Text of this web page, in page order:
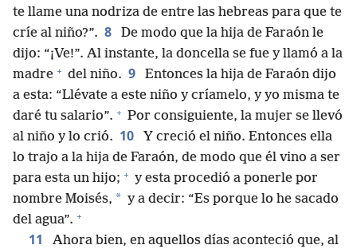
te llame una nodriza de entre las hebreas para que te
críe al niño?”. 8
De modo que la hija de Faraón le
dijo: “¡Ve!”. Al instante, la doncella se fue y llamó a la
madre + del niño. 9
Entonces la hija de Faraón dijo
a esta: “Llévate a este niño y críamelo, y yo misma te
daré tu salario”. + Por consiguiente, la mujer se llevó
al niño y lo crió. 10
Y creció el niño. Entonces ella
lo trajo a la hija de Faraón, de modo que él vino a ser
para esta un hijo; + y esta procedió a ponerle por
nombre Moisés, * y a decir: “Es porque lo he sacado
del agua”. +
11
Ahora bien, en aquellos días aconteció que, al